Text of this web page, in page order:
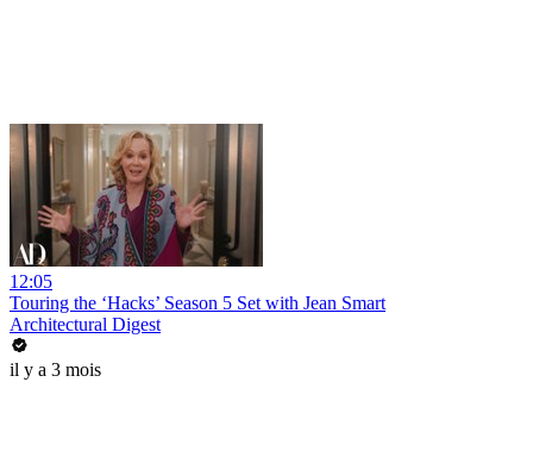
12:05
Touring the ‘Hacks’ Season 5 Set with Jean Smart
Architectural Digest
il y a 3 mois